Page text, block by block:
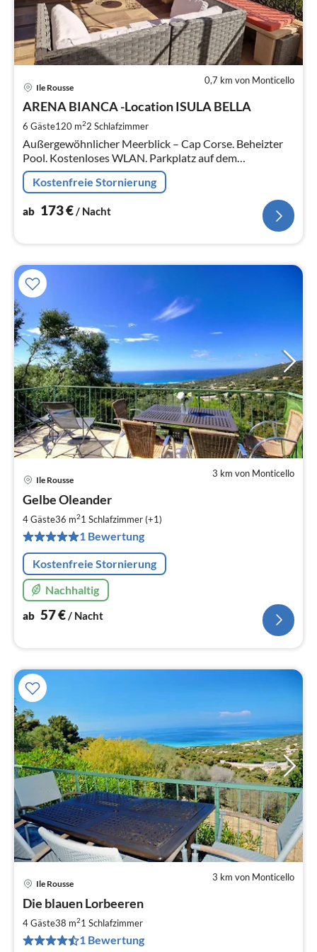
0,7 km von Monticello
Ile Rousse
ARENA BIANCA -Location ISULA BELLA
6 Gäste120 m22 Schlafzimmer
Außergewöhnlicher Meerblick – Cap Corse. Beheizter
Pool. Kostenloses WLAN. Parkplatz auf dem
Grundstück. Garten.
Kostenfreie Stornierung
ab 173€/ Nacht
3 km von Monticello
Ile Rousse
Gelbe Oleander
4 Gäste36 m21 Schlafzimmer (+1)
1 Bewertung
Kostenfreie Stornierung
Nachhaltig
ab 57€/ Nacht
3 km von Monticello
Ile Rousse
Die blauen Lorbeeren
4 Gäste38 m21 Schlafzimmer
1 Bewertung